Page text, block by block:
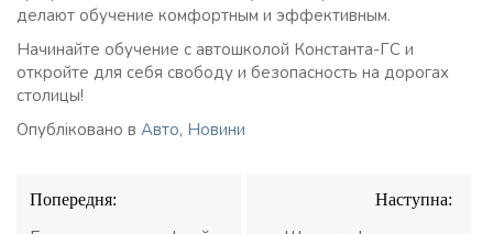
делают обучение комфортным и эффективным.
Начинайте обучение с автошколой Константа-ГС и
откройте для себя свободу и безопасность на дорогах
столицы!
Опубліковано в Авто, Новини
Навігація
записів
Попередня: Наступна: